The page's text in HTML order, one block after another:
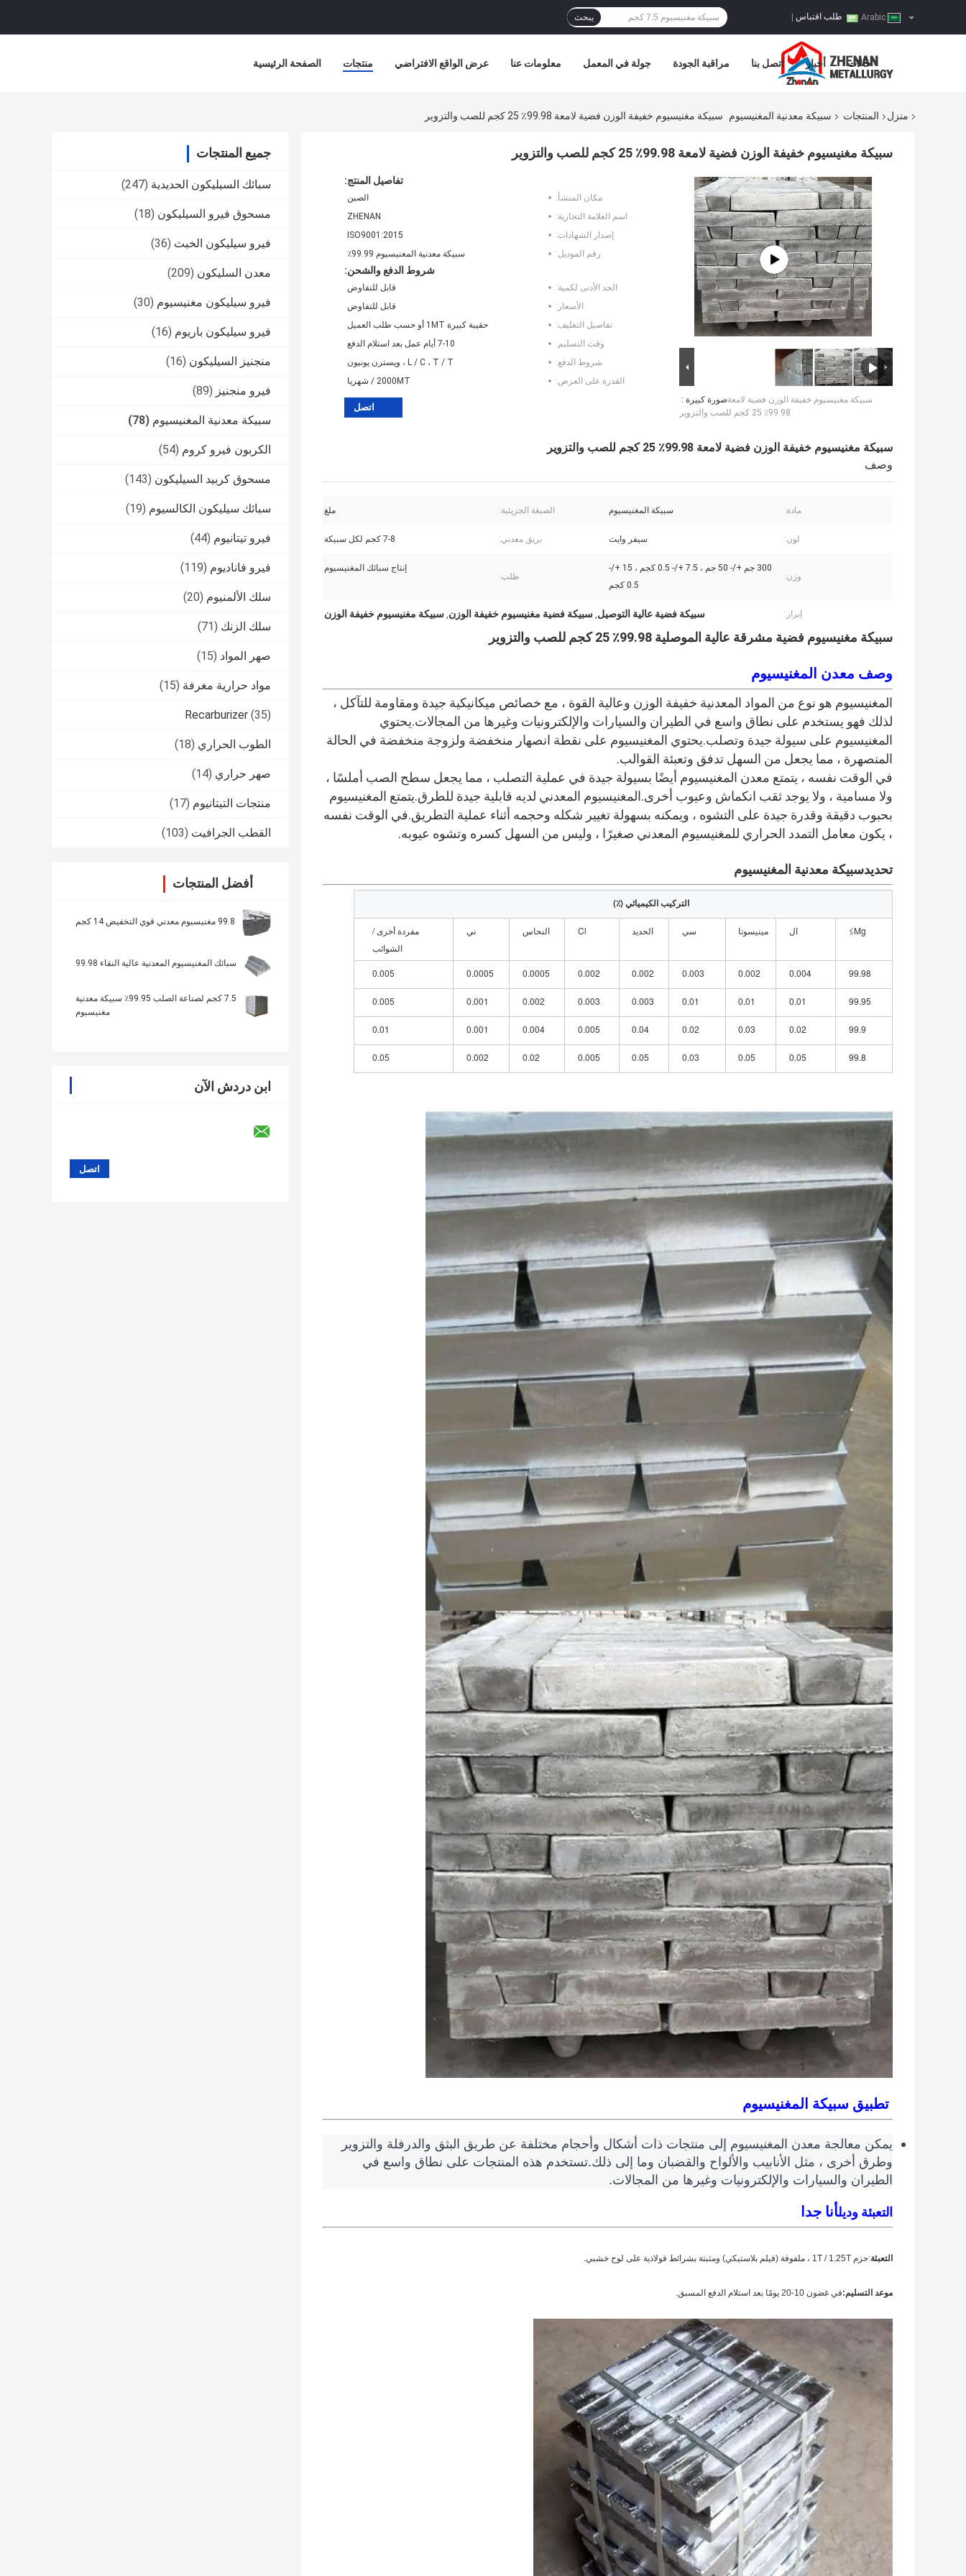
طلب اقتباس يبحث
الصفحة الرئيسية منتجات عرض الواقع الافتراضي معلومات عنا جولة في المعمل مراقبة الجودة اتصل بنا أخبار حالات
منزل المنتجات سبيكة معدنية المغنيسيوم سبيكة مغنيسيوم خفيفة الوزن فضية لامعة 99.98٪ 25 كجم للصب والتزوير
جميع المنتجات
سبائك السيليكون الحديدية (247)
مسحوق فيرو السيليكون (18)
فيرو سيليكون الخبث (36)
معدن السليكون (209)
فيرو سيليكون مغنيسيوم (30)
فيرو سيليكون باريوم (16)
منجنيز السيليكون (16)
فيرو منجنيز (89)
سبيكة معدنية المغنيسيوم (78)
الكربون فيرو كروم (54)
مسحوق كربيد السيليكون (143)
سبائك سيليكون الكالسيوم (19)
فيرو تيتانيوم (44)
فيرو فاناديوم (119)
سلك الألمنيوم (20)
سلك الزنك (71)
صهر المواد (15)
مواد حرارية مغرفة (15)
Recarburizer (35)
الطوب الحراري (18)
صهر حراري (14)
منتجات التيتانيوم (17)
القطب الجرافيت (103)
أفضل المنتجات
99.8 مغنيسيوم معدني قوي التخفيض 14 كجم
سبائك المغنيسيوم المعدنية عالية النقاء 99.98
7.5 كجم لصناعة الصلب 99.95٪ سبيكة معدنية
مغنيسيوم
ابن دردش الآن
سبيكة مغنيسيوم خفيفة الوزن فضية لامعة 99.98٪ 25 كجم للصب والتزوير
صورة كبيرة :سبيكة مغنيسيوم خفيفة الوزن فضية لامعة
99.98٪ 25 كجم للصب والتزوير
تفاصيل المنتج:
مكان المنشأ:
الصين
اسم العلامة التجارية:
ZHENAN
إصدار الشهادات:
ISO9001:2015
رقم الموديل:
سبيكة معدنية المغنيسيوم 99.99٪
شروط الدفع والشحن:
الحد الأدنى لكمية:
قابل للتفاوض
الأسعار:
قابل للتفاوض
تفاصيل التغليف:
حقيبة كبيرة 1MT أو حسب طلب العميل
وقت التسليم:
7-10 أيام عمل بعد استلام الدفع
شروط الدفع:
L / C ، T / T ، ويسترن يونيون
القدرة على العرض:
2000MT / شهريا
اتصل
سبيكة مغنيسيوم خفيفة الوزن فضية لامعة 99.98٪ 25 كجم للصب والتزوير
وصف
مادة: سبيكة المغنيسيوم الصيغة الجزيئية: ملغ
لون: سيفر وايت بريق معدني: 7-8 كجم لكل سبيكة
وزن:
300 جم +/- 50 جم ، 7.5 +/- 0.5 كجم ، 15 +/-
0.5 كجم
طلب:
إنتاج سبائك المغنيسيوم
إبراز: سبيكة فضية عالية التوصيل, سبيكة فضية مغنيسيوم خفيفة الوزن, سبيكة مغنيسيوم خفيفة الوزن
سبيكة مغنيسيوم فضية مشرقة عالية الموصلية 99.98٪ 25 كجم للصب والتزوير
وصف معدن المغنيسيوم
المغنيسيوم هو نوع من المواد المعدنية خفيفة الوزن وعالية القوة ، مع خصائص ميكانيكية جيدة ومقاومة للتآكل ،
لذلك فهو يستخدم على نطاق واسع في الطيران والسيارات والإلكترونيات وغيرها من المجالات.يحتوي
المغنيسيوم على سيولة جيدة وتصلب.يحتوي المغنيسيوم على نقطة انصهار منخفضة ولزوجة منخفضة في الحالة
المنصهرة ، مما يجعل من السهل تدفق وتعبئة القوالب.
في الوقت نفسه ، يتمتع معدن المغنيسيوم أيضًا بسيولة جيدة في عملية التصلب ، مما يجعل سطح الصب أملسًا ،
ولا مسامية ، ولا يوجد ثقب انكماش وعيوب أخرى.المغنيسيوم المعدني لديه قابلية جيدة للطرق.يتمتع المغنيسيوم
بحبوب دقيقة وقدرة جيدة على التشوه ، ويمكنه بسهولة تغيير شكله وحجمه أثناء عملية التطريق.في الوقت نفسه
، يكون معامل التمدد الحراري للمغنيسيوم المعدني صغيرًا ، وليس من السهل كسره وتشوه عيوبه.
تحديدسبيكة معدنية المغنيسيوم
التركيب الكيميائي (٪)
Mg≥ ال مينيسوتا سي الحديد Cl النحاس ني
مفردة أخرى /
الشوائب
99.98
0.004
0.002
0.003
0.002
0.002
0.0005
0.0005
0.005
99.95
0.01
0.01
0.01
0.003
0.003
0.002
0.001
0.005
99.9
0.02
0.03
0.02
0.04
0.005
0.004
0.001
0.01
99.8
0.05
0.05
0.03
0.05
0.005
0.02
0.002
0.05
تطبيق سبيكة المغنيسيوم
يمكن معالجة معدن المغنيسيوم إلى منتجات ذات أشكال وأحجام مختلفة عن طريق البثق والدرفلة والتزوير
وطرق أخرى ، مثل الأنابيب والألواح والقضبان وما إلى ذلك.تستخدم هذه المنتجات على نطاق واسع في
الطيران والسيارات والإلكترونيات وغيرها من المجالات.
التعبئة وديلأنا جدا
التعبئة:حزم 1T / 1.25T ، ملفوفة (فيلم بلاستيكي) ومثبتة بشرائط فولاذية على لوح خشبي.
موعد التسليم:في غضون 10-20 يومًا بعد استلام الدفع المسبق.